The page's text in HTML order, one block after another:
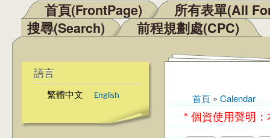
主選單
首頁(FrontPage)
所有表單(All
搜尋(Search)
前程規劃處(CPC)
語言
繁體中文 English
您在這裡
首頁 » Calendar
* 個資使用聲明